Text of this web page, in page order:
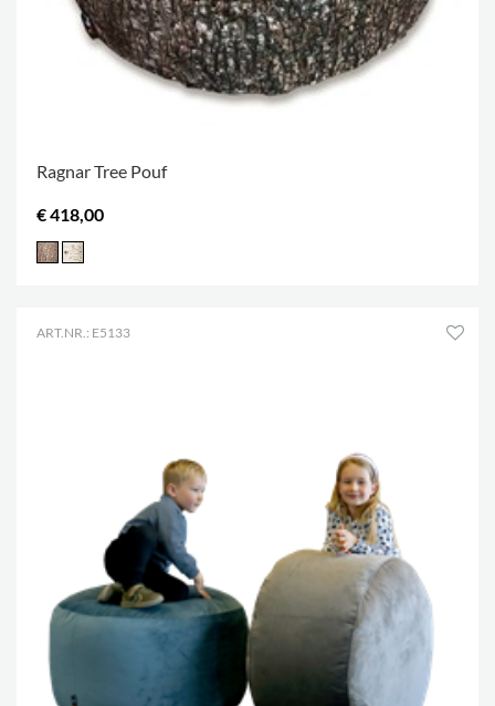
Ragnar Tree Pouf
€ 418,00
ART.NR.: E5133